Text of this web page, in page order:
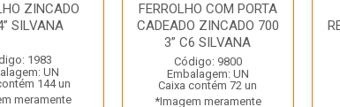
ZINCADO
SILVANA
1983
UN
144 un
meramente
FERROLHO COM PORTA
CADEADO ZINCADO 700
3” C6 SILVANA
Código: 9800
Embalagem: UN
Caixa contém 72 un
*Imagem meramente